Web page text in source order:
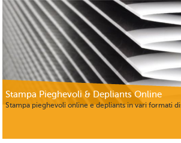
Stampa Pieghevoli & Depliants Online
Stampa pieghevoli online e depliants in vari formati